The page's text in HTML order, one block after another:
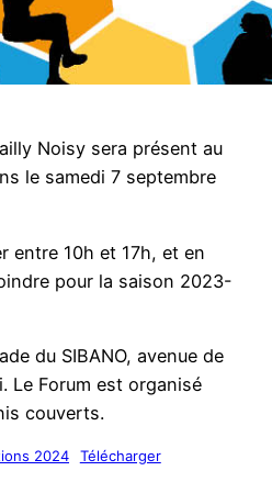
Noisy sera présent au
le samedi 7 septembre
entre 10h et 17h, et en
pour la saison 2023-
du SIBANO, avenue de
Le Forum est organisé
couverts.
2024 Télécharger